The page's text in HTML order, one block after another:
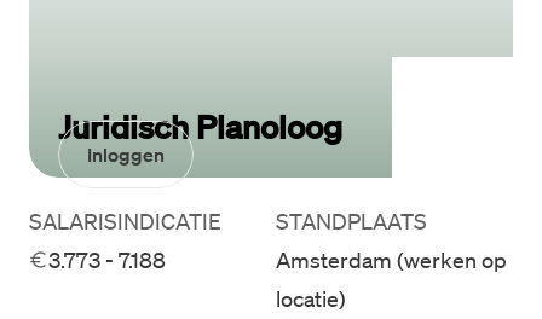
Inloggen
Juridisch Planoloog
SALARISINDICATIE
3.773 - 7.188
STANDPLAATS
Amsterdam (werken op
locatie)